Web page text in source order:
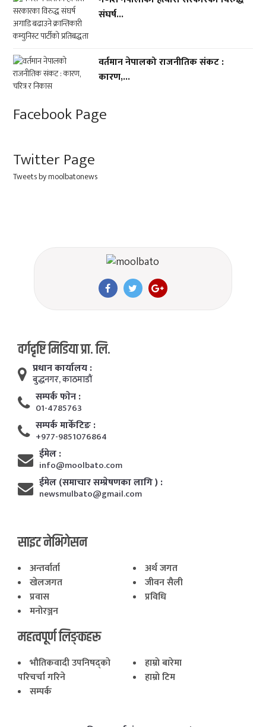
संघर्ष...
वर्तमान नेपालको राजनीतिक संकट :
कारण,...
Facebook Page
Twitter Page
Tweets by moolbatonews
वर्गदृष्टि मिडिया प्रा. लि.
प्रधान कार्यालय :
बुद्धनगर, काठमाडाैं
सम्पर्क फाेन :
01-4785763
सम्पर्क मार्केटिङ :
+977-9851076864
ईमेल :
info@moolbato.com
ईमेल (समाचार सम्प्रेषणका लागि ) :
newsmulbato@gmail.com
साइट नेभिगेसन
अन्तर्वार्ता
अर्थ जगत
खेलजगत
जीवन सैली
प्रवास
प्रविधि
मनोरञ्जन
महत्वपूर्ण लिङ्कहरू
भाैतिकवादी उपनिषद्काे
परिचर्चा गरिने
हाम्राे बारेमा
हाम्राे टिम
सम्पर्क